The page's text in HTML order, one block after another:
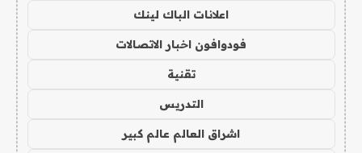
اعلانات الباك لينك
فودوافون اخبار الاتصالات
تقنية
التدريس
اشراق العالم عالم كبير